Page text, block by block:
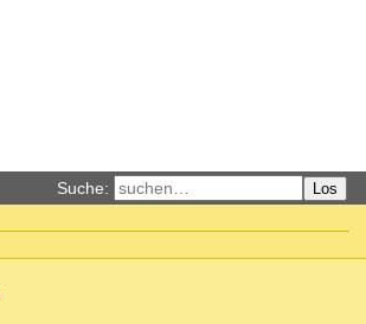
Suche: Los